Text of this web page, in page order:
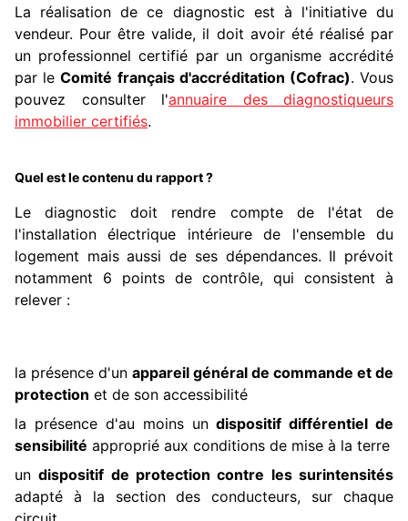
La réalisation de ce diagnostic est à l'initiative du
vendeur. Pour être valide, il doit avoir été réalisé par
un professionnel certifié par un organisme accrédité
par leComité français d'accréditation (Cofrac). Vous
pouvez consulter l'annuaire des diagnostiqueurs
immobilier certifiés.
Quel est le contenu du rapport ?
Le diagnostic doit rendre compte de l'état de
l'installation électrique intérieure de l'ensemble du
logement mais aussi de ses dépendances. Il prévoit
notamment 6 points de contrôle, qui consistent à
relever :
la présence d'un appareil général de commande et de
protection et de son accessibilité
la présence d'au moins un dispositif différentiel de
sensibilité approprié aux conditions de mise à la terre
undispositif de protection contre les surintensités
adapté à la section des conducteurs, sur chaque